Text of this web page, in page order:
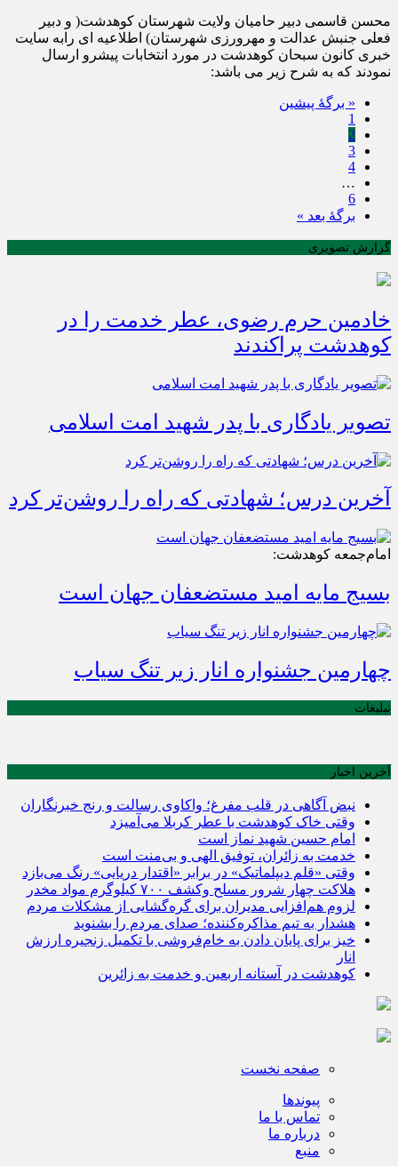
محسن قاسمی دبیر حامیان ولایت شهرستان کوهدشت( و دبیر
فعلی جنبش عدالت و مهرورزی شهرستان) اطلاعیه ای رابه سایت
خبری کانون سبحان کوهدشت در مورد انتخابات پیشرو ارسال
نمودند که به شرح زیر می باشد:
« برگه‌ٔ پیشین
1
2
3
4
…
6
برگهٔ بعد »
گزارش تصویری
خادمین حرم رضوی، عطر خدمت را در
کوهدشت پراکندند
تصویر یادگاری با پدر شهید امت اسلامی
آخرین درس؛ شهادتی که راه را روشن‌تر کرد
امام‌جمعه کوهدشت:
بسیج مایه امید مستضعفان جهان است
چهارمین جشنواره انار زیر تنگ سیاب
تبلیغات
آخرین اخبار
نبض آگاهی در قلب مفرغ؛ واکاوی رسالت و رنج خبرنگاران
وقتی خاک کوهدشت با عطر کربلا می‌آمیزد
امام حسین شهید نماز است
خدمت به زائران، توفیق الهی و بی‌منت است
وقتی «قلم دیپلماتیک» در برابر «اقتدار دریایی» رنگ می‌بازد
هلاکت چهار شرور مسلح وکشف ۷۰۰ کیلوگرم مواد مخدر
لزوم هم‌افزایی مدیران برای گره‌گشایی از مشکلات مردم
هشدار به تیم مذاکره‌کننده؛ صدای مردم را بشنوید
خیز برای پایان دادن به خام‌فروشی با تکمیل زنجیره ارزش
انار
کوهدشت در آستانه اربعین و خدمت‌ به زائرین
صفحه نخست
پیوندها
تماس با ما
درباره ما
منبع